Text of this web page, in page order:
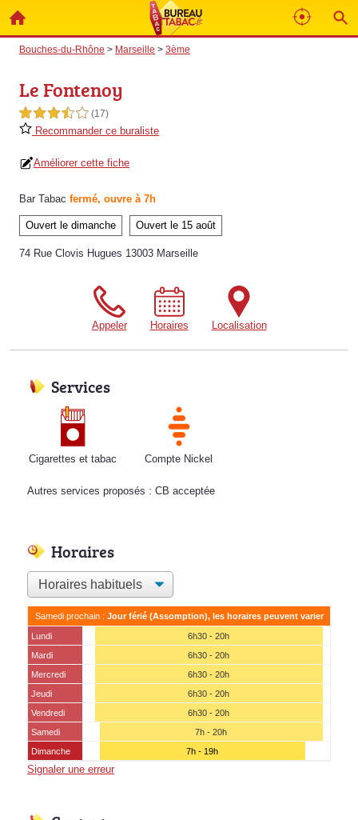
Bouches-du-Rhône > Marseille > 3ème
Le Fontenoy
3,5 étoiles sur 5 (17)
Recommander ce buraliste
Améliorer cette fiche
Bar Tabac fermé, ouvre à 7h
Ouvert le dimanche Ouvert le 15 août
74 Rue Clovis Hugues 13003 Marseille
Appeler Horaires Localisation
Services
Cigarettes et tabac Compte Nickel
Autres services proposés : CB acceptée
Horaires
Samedi prochain : Jour férié (Assomption), les horaires peuvent varier
Lundi
6h30 - 20h
Mardi
6h30 - 20h
Mercredi
6h30 - 20h
Jeudi
6h30 - 20h
Vendredi
6h30 - 20h
Samedi
7h - 20h
Dimanche
7h - 19h
Signaler une erreur